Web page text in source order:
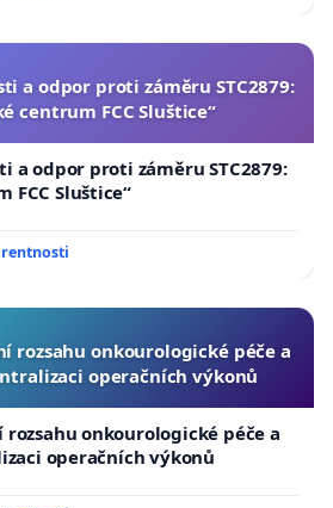
a odpor proti záměru STC2879:
centrum FCC Sluštice“
a odpor proti záměru STC2879:
FCC Sluštice“
rozsahu onkourologické péče a
operačních výkonů
rozsahu onkourologické péče a
operačních výkonů